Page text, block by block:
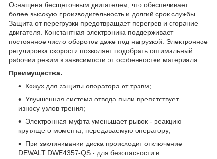
Оснащена бесщеточным двигателем, что обеспечивает
более высокую производительность и долгий срок службы.
Защита от перегрузки предотвращает перегрев и сгорание
двигателя. Константная электроника поддерживает
постоянное число оборотов даже под нагрузкой. Электронное
регулировка скорости позволяет подобрать оптимальный
рабочий режим в зависимости от особенностей материала.
Преимущества:
Кожух для защиты оператора от травм;
Улучшенная система отвода пыли препятствует
износу узлов трения;
Электронная муфта уменьшает рывок - реакцию
крутящего момента, передаваемую оператору;
При заклинивании диска происходит отключение
DEWALT DWE4357-QS - для безопасности в